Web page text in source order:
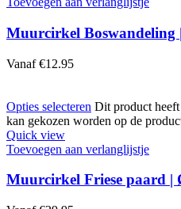
Muurcirkel Boswandeling
Vanaf €12.95
Opties selecteren Dit product
kan gekozen worden op de
Quick view
Toevoegen aan verlanglijstje
Muurcirkel Friese paard |